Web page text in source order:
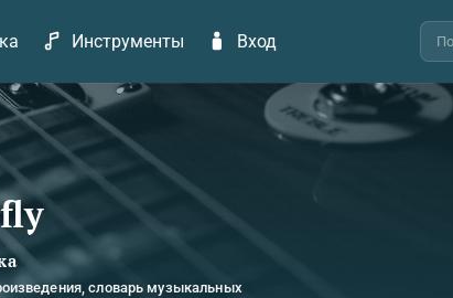
Инструменты Вход
словарь музыкальных